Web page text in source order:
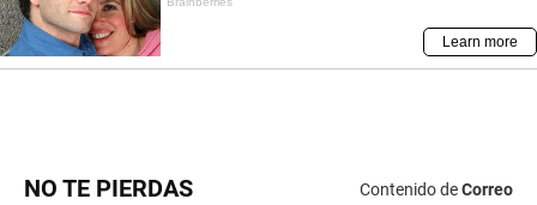
NO TE PIERDAS Contenido deCorreo